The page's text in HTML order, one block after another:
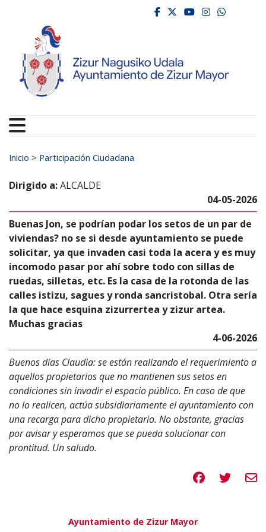
Ayuntamiento de
facebook
twitter
youtube
Buscar:
Inicio > Participación Ciudadana
Dirigido a:ALCALDE
04-05-2026
Buenas Jon, se podrían podar los setos de un par de
viviendas? no se si desde ayuntamiento se puede
solicitar, ya que invaden casi toda la acera y es muy
incomodo pasar por ahí sobre todo con sillas de
ruedas, silletas, etc. Es la casa de la rotonda de las
calles istizu, sagues y ronda sancristobal. Otra sería
la que hace esquina zizurrertea y zizur artea.
Muchas gracias
4-06-2026
Buenos días Claudia: se están realizando el requerimiento a
aquellos propietarios que no mantienen sus setos en
condiciones sin invadir el espacio público. En caso de que
no lo realicen, actúa subsidiariamente el ayuntamiento con
una recarga para dicho propietario. No obstante, gracias
por avisar y esperamos que se pueda solucionar con
prontitud. Un saludo.
Compartir en
Ayuntamiento de Zizur Mayor